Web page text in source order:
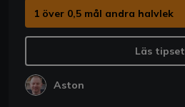
1 över 0,5 mål andra halvlek
Läs tipset
Aston